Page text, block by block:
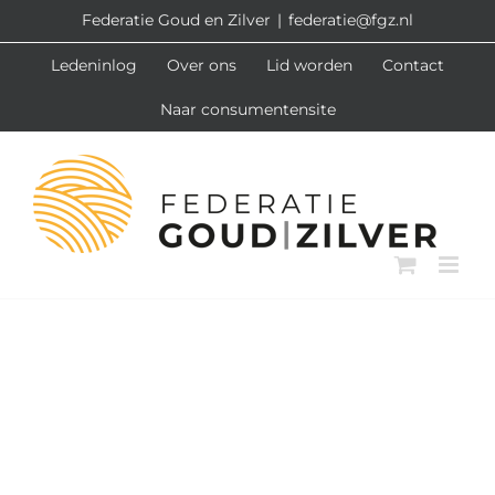
naar
inhoud
Federatie Goud en Zilver | federatie@fgz.nl
Ledeninlog Over ons Lid worden Contact
Naar consumentensite